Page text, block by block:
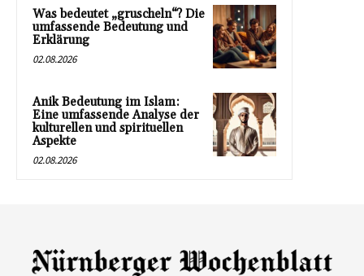
Was bedeutet „gruscheln“? Die
umfassende Bedeutung und
Erklärung
02.08.2026
Anik Bedeutung im Islam:
Eine umfassende Analyse der
kulturellen und spirituellen
Aspekte
02.08.2026